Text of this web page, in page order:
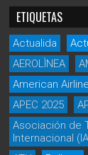
ETIQUETAS
Actualida
AEROLÌNEA
American
APEC 2025
Asociación de
Internacional